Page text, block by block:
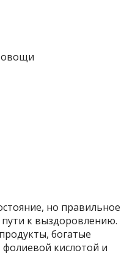
овощи
но правильное
к выздоровлению.
богатые
кислотой и